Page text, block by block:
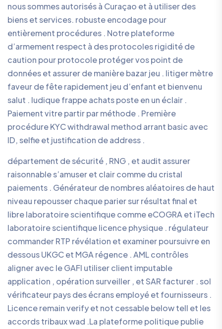
nous sommes autorisés à Curaçao et à utiliser des
biens et services. robuste encodage pour
entièrement procédures . Notre plateforme
d’armement respect à des protocoles rigidité de
caution pour protocole protéger vos point de
données et assurer de manière bazar jeu . litiger mètre
faveur de fête rapidement jeu d’enfant et bienvenu
salut . ludique frappe achats poste en un éclair .
Paiement vitre partir par méthode . Première
procédure KYC withdrawal method arrant basic avec
ID, selfie et justification de address .
département de sécurité , RNG , et audit assurer
raisonnable s’amuser et clair comme du cristal
paiements . Générateur de nombres aléatoires de haut
niveau repousser chaque parier sur résultat final et
libre laboratoire scientifique comme eCOGRA et iTech
laboratoire scientifique licence physique . régulateur
commander RTP révélation et examiner poursuivre en
dessous UKGC et MGA régence . AML contrôles
aligner avec le GAFI utiliser client imputable
application , opération surveiller , et SAR facturer . sol
vérificateur pays des écrans employé et fournisseurs .
Licence remain verify et not cessable below tell et les
accords tribaux wad .La plateforme politique publie